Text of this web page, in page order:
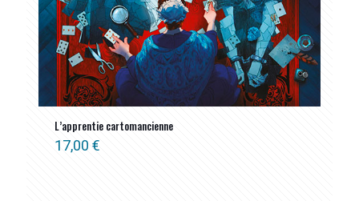
L’apprentie cartomancienne
17,00 €